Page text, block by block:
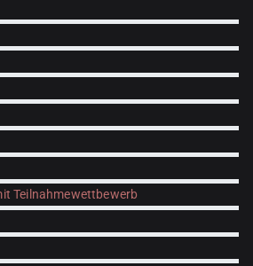
Teilnahmewettbewerb